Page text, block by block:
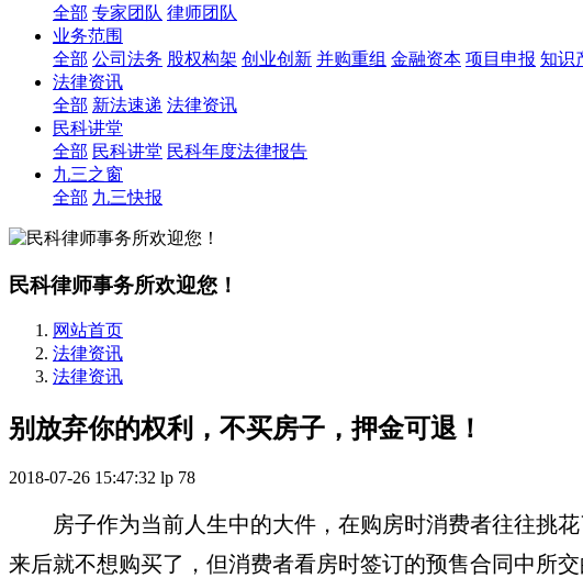
全部 专家团队 律师团队
业务范围
全部 公司法务 股权构架 创业创新 并购重组 金融资本 项目申报 知识
法律资讯
全部 新法速递 法律资讯
民科讲堂
全部 民科讲堂 民科年度法律报告
九三之窗
全部 九三快报
民科律师事务所欢迎您！
网站首页
法律资讯
法律资讯
别放弃你的权利，不买房子，押金可退！
2018-07-26 15:47:32 lp 78
房子作为当前人生中的大件，在购房时消费者往往挑
来后就不想购买了，但消费者看房时签订的预售合同中所